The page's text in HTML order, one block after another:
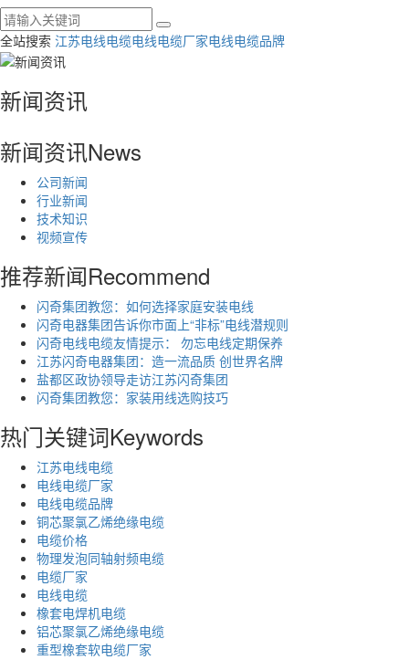
全站搜索 江苏电线电缆电线电缆厂家电线电缆品牌
新闻资讯
新闻资讯News
公司新闻
行业新闻
技术知识
视频宣传
推荐新闻Recommend
闪奇集团教您：如何选择家庭安装电线
闪奇电器集团告诉你市面上“非标”电线潜规则
闪奇电线电缆友情提示： 勿忘电线定期保养
江苏闪奇电器集团：造一流品质 创世界名牌
盐都区政协领导走访江苏闪奇集团
闪奇集团教您：家装用线选购技巧
热门关键词Keywords
江苏电线电缆
电线电缆厂家
电线电缆品牌
铜芯聚氯乙烯绝缘电缆
电缆价格
物理发泡同轴射频电缆
电缆厂家
电线电缆
橡套电焊机电缆
铝芯聚氯乙烯绝缘电缆
重型橡套软电缆厂家